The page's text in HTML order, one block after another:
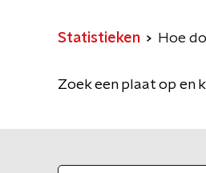
Statistieken Hoe
Zoek een plaat op en